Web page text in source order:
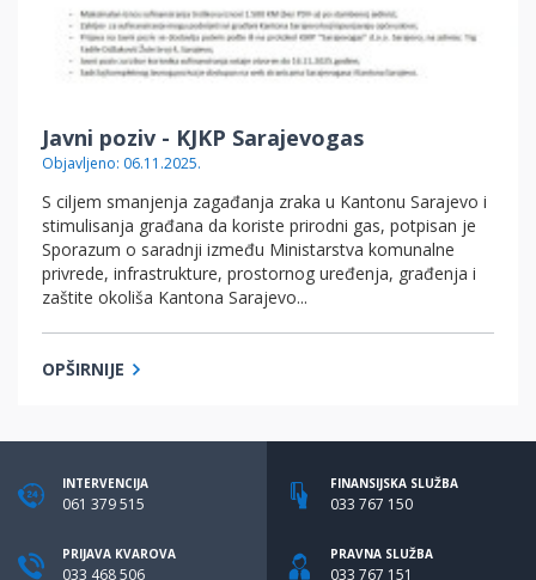
Javni poziv - KJKP Sarajevogas
Objavljeno: 06.11.2025.
S ciljem smanjenja zagađanja zraka u Kantonu Sarajevo i
stimulisanja građana da koriste prirodni gas, potpisan je
Sporazum o saradnji između Ministarstva komunalne
privrede, infrastrukture, prostornog uređenja, građenja i
zaštite okoliša Kantona Sarajevo...
OPŠIRNIJE
INTERVENCIJA
061 379 515
PRIJAVA KVAROVA
033 468 506
FINANSIJSKA SLUŽBA
033 767 150
PRAVNA SLUŽBA
033 767 151